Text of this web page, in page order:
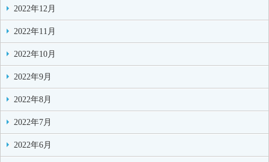
2022年12月
2022年11月
2022年10月
2022年9月
2022年8月
2022年7月
2022年6月